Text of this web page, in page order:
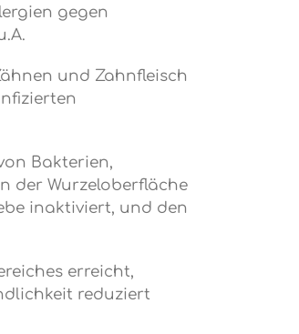
gegen
und Zahnfleisch
Bakterien,
der Wurzeloberfläche
inaktiviert, und den
erreicht,
reduziert